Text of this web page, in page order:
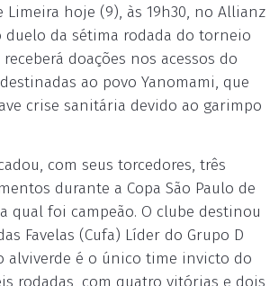
Limeira hoje (9), às 19h30, no Allianz
duelo da sétima rodada do torneio
doações nos acessos do
ao povo Yanomami, que
crise sanitária devido ao garimpo
com seus torcedores, três
durante a Copa São Paulo de
qual foi campeão. O clube destinou
Favelas (Cufa) Líder do Grupo D
alviverde é o único time invicto do
rodadas, com quatro vitórias e dois